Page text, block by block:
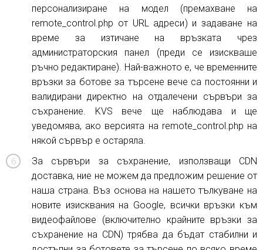
персонализиране на модел (премахване на
remote_control.php от URL адреси) и задаване на
време за изтичане на връзката чрез
администраторския панел (преди се изискваше
ръчно редактиране). Най-важното е, че временните
връзки за ботове за търсене вече са постоянни и
валидирани директно на отдалечени сървъри за
съхранение. KVS вече ще наблюдава и ще
уведомява, ако версията на remote_control.php на
някой сървър е остаряла.
За сървъри за съхранение, използващи CDN
доставка, ние не можем да предложим решение от
наша страна. Въз основа на нашето тълкуване на
новите изисквания на Google, всички връзки към
видеофайлове (включително крайните връзки за
съхранение на CDN) трябва да бъдат стабилни и